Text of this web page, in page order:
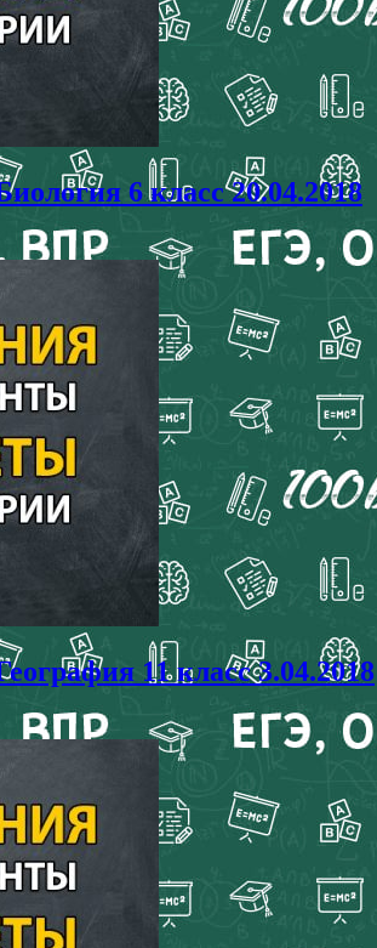
6 класс 20.04.2018
11 класс 3.04.2018